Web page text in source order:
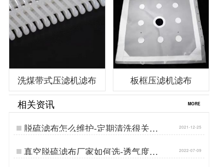
洗煤带式压滤机滤布 板框压滤机滤布
相关资讯 MORE
脱硫滤布怎么维护-定期清洗很关键
{丹娜鸶过滤}…
2021-12-25
真空脱硫滤布厂家如何选-透气度适
中准确过滤[丹娜鸶]…
2022-07-09